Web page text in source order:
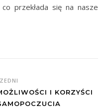
przekłada się na nasze
I KORZYŚCI